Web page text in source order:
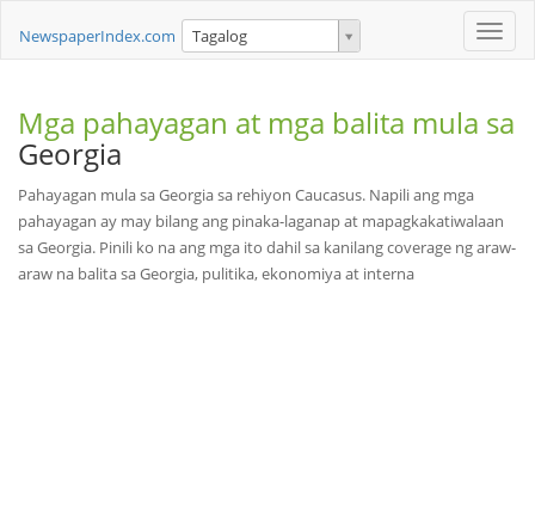
Toggle
NewspaperIndex.com Tagalog
Mga pahayagan at mga balita mula sa
Georgia
Pahayagan mula sa Georgia sa rehiyon Caucasus. Napili ang mga
pahayagan ay may bilang ang pinaka-laganap at mapagkakatiwalaan
sa Georgia. Pinili ko na ang mga ito dahil sa kanilang coverage ng araw-
araw na balita sa Georgia, pulitika, ekonomiya at interna